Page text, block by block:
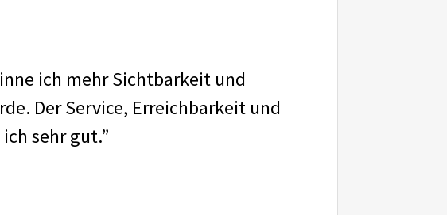
ich mehr Sichtbarkeit und
Der Service, Erreichbarkeit und
sehr gut.”